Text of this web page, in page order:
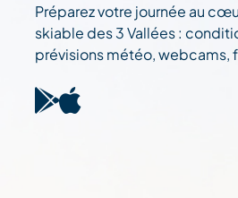
Préparez votre journée au
skiable des 3 Vallées :
prévisions météo, webcams,